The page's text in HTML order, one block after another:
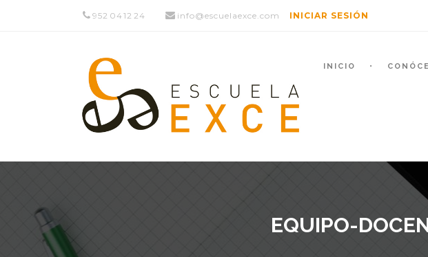
952 04 12 24 info@escuelaexce.com INICIAR SESIÓN
INICIO
EQUIPO-